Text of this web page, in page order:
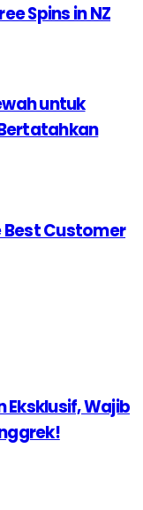
Spins in NZ
untuk
Best Customer
Eksklusif, Wajib